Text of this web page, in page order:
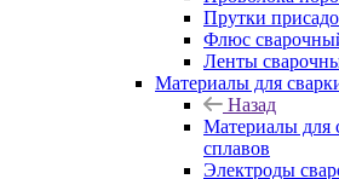
Прутки
Флюс
Ленты
Материалы для
Назад
Материалы для
сплавов
Электроды